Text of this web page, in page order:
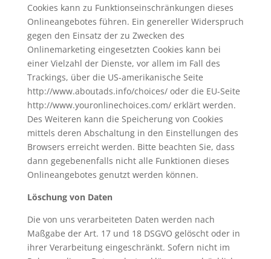
Cookies kann zu Funktionseinschränkungen dieses
Onlineangebotes führen. Ein genereller Widerspruch
gegen den Einsatz der zu Zwecken des
Onlinemarketing eingesetzten Cookies kann bei
einer Vielzahl der Dienste, vor allem im Fall des
Trackings, über die US-amerikanische Seite
http://www.aboutads.info/choices/ oder die EU-Seite
http://www.youronlinechoices.com/ erklärt werden.
Des Weiteren kann die Speicherung von Cookies
mittels deren Abschaltung in den Einstellungen des
Browsers erreicht werden. Bitte beachten Sie, dass
dann gegebenenfalls nicht alle Funktionen dieses
Onlineangebotes genutzt werden können.
Löschung von Daten
Die von uns verarbeiteten Daten werden nach
Maßgabe der Art. 17 und 18 DSGVO gelöscht oder in
ihrer Verarbeitung eingeschränkt. Sofern nicht im